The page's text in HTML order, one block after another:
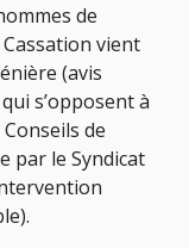
de
vient
(avis
s’opposent à
de
par le Syndicat